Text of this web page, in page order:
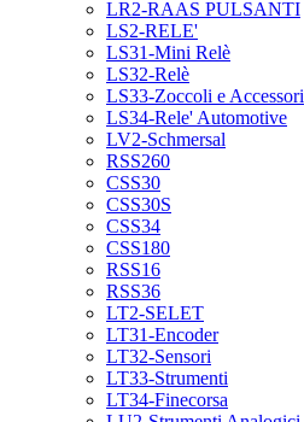
LR2-RAAS PULSANTI
LS2-RELE'
LS31-Mini Relè
LS32-Relè
LS33-Zoccoli e Accessori
LS34-Rele' Automotive
LV2-Schmersal
RSS260
CSS30
CSS30S
CSS34
CSS180
RSS16
RSS36
LT2-SELET
LT31-Encoder
LT32-Sensori
LT33-Strumenti
LT34-Finecorsa